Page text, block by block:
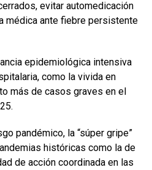
evitar automedicación
médica ante fiebre persistente
epidemiológica intensiva
como la vivida en
más de casos graves en el
pandémico, la “súper gripe”
históricas como la de
de acción coordinada en las